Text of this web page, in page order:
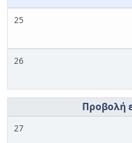
25
26
27